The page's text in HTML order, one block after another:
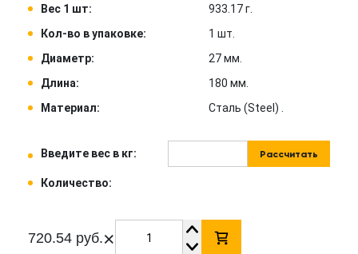
Вес 1 шт:
933.17 г.
Кол-во в упаковке:
1 шт.
Диаметр:
27 мм.
Длина:
180 мм.
Материал:
Сталь (Steel) .
Введите вес в кг: Рассчитать
Количество:
720.54 руб.×